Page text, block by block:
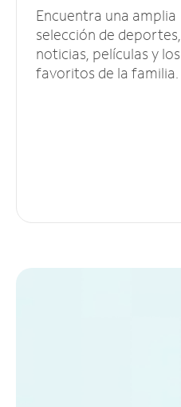
Encuentra una amplia
selección de deportes,
noticias, películas y los
favoritos de la familia.